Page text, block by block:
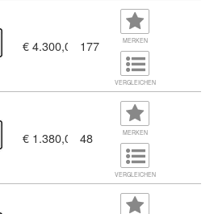
€ 4.300,00 177 MERKEN
VERGLEICHEN
€ 1.380,00 48 MERKEN
VERGLEICHEN